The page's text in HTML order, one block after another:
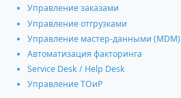
Управление заказами
Управление отгрузками
Управление мастер-данными (MDM)
Автоматизация факторинга
Service Desk / Help Desk
Управление ТОиР